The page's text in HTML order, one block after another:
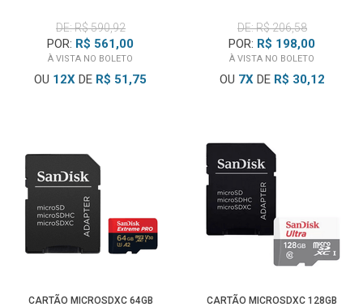
DE: R$ 590,92
POR: R$ 561,00
À VISTA NO BOLETO
OU 12X DE R$ 51,75
DE: R$ 206,58
POR: R$ 198,00
À VISTA NO BOLETO
OU 7XDE R$ 30,12
CARTÃO MICROSDXC 64GB
CARTÃO MICROSDXC 128GB